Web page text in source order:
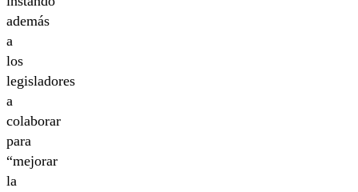
además
a
los
legisladores
a
colaborar
para
“mejorar
la